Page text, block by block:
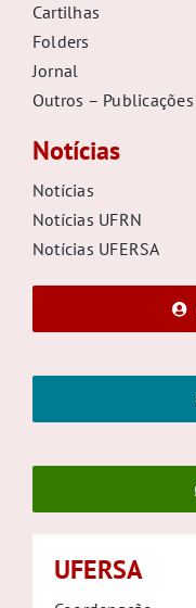
Cartilhas
Folders
Jornal
Outros – Publicações
Notícias
Notícias
Notícias UFRN
Notícias UFERSA
UFERSA